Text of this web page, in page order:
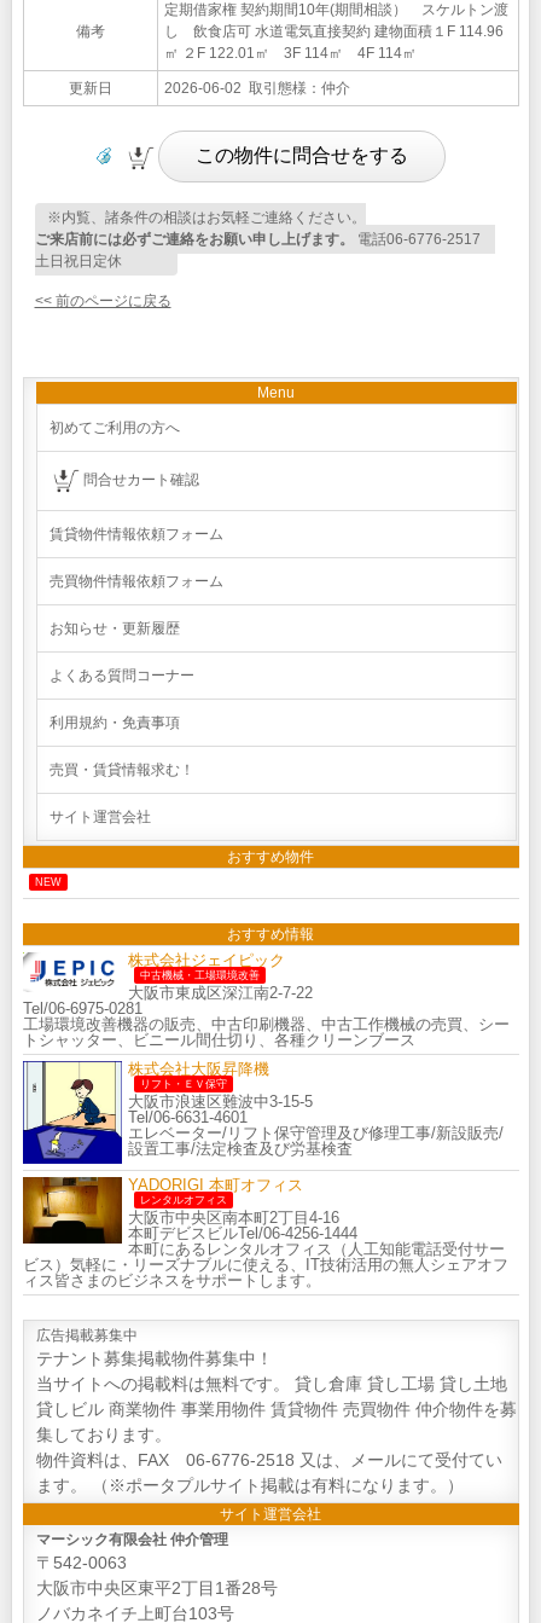
備考
定期借家権 契約期間10年(期間相談） スケルトン渡
し 飲食店可 水道電気直接契約 建物面積１F 114.96
㎡ ２F 122.01㎡ 3F 114㎡ 4F 114㎡
更新日 2026-06-02 取引態様：仲介
※内覧、諸条件の相談はお気軽ご連絡ください。
ご来店前には必ずご連絡をお願い申し上げます。
電話06-6776-2517
土日祝日定休
<< 前のページに戻る
Menu
初めてご利用の方へ
問合せカート確認
賃貸物件情報依頼フォーム
売買物件情報依頼フォーム
お知らせ・更新履歴
よくある質問コーナー
利用規約・免責事項
売買・賃貸情報求む！
サイト運営会社
おすすめ物件
NEW
おすすめ情報
株式会社ジェイピック
中古機械・工場環境改善
大阪市東成区深江南2-7-22
Tel/06-6975-0281
工場環境改善機器の販売、中古印刷機器、中古工作機械の売買、シー
トシャッター、ビニール間仕切り、各種クリーンブース
株式会社大阪昇降機
リフト・ＥＶ保守
大阪市浪速区難波中3-15-5
Tel/06-6631-4601
エレベーター/リフト保守管理及び修理工事/新設販売/
設置工事/法定検査及び労基検査
YADORIGI 本町オフィス
レンタルオフィス
大阪市中央区南本町2丁目4-16
本町デビスビルTel/06-4256-1444
本町にあるレンタルオフィス（人工知能電話受付サー
ビス）気軽に・リーズナブルに使える、IT技術活用の無人シェアオフ
ィス皆さまのビジネスをサポートします。
広告掲載募集中
テナント募集掲載物件募集中！
当サイトへの掲載料は無料です。 貸し倉庫 貸し工場 貸し土地
貸しビル 商業物件 事業用物件 賃貸物件 売買物件 仲介物件を募
集しております。
物件資料は、FAX 06-6776-2518 又は、メールにて受付てい
ます。 （※ポータプルサイト掲載は有料になります。）
サイト運営会社
マーシック有限会社 仲介管理
〒542-0063
大阪市中央区東平2丁目1番28号
ノバカネイチ上町台103号